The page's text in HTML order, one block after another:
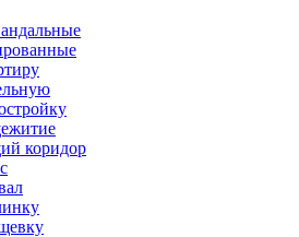
коридор